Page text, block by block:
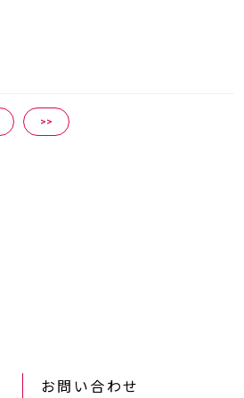
>>
お問い合わせ